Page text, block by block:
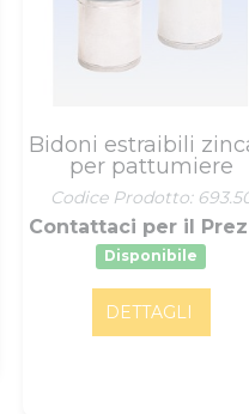
Bidoni estraibili
per pattumiere
Codice Prodotto:
Contattaci per il
Disponibile
DETTAGLI